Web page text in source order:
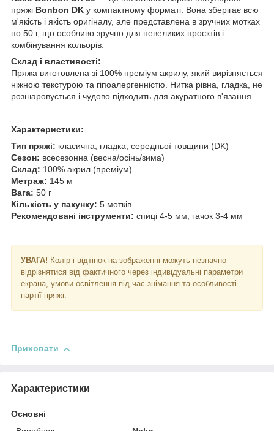
пряжі Bonbon DK у компактному форматі. Вона зберігає всю
м'якість і якість оригіналу, але представлена в зручних мотках
по 50 г, що особливо зручно для невеликих проєктів і
комбінування кольорів.
Склад і властивості:
Пряжа виготовлена зі 100% преміум акрилу, який вирізняється
ніжною текстурою та гіпоалергенністю. Нитка рівна, гладка, не
розшаровується і чудово підходить для акуратного в'язання.
Характеристики:
Тип пряжі: класична, гладка, середньої товщини (DK)
Сезон: всесезонна (весна/осінь/зима)
Склад: 100% акрил (преміум)
Метраж: 145 м
Вага: 50 г
Кількість у пакунку: 5 мотків
Рекомендовані інструменти: спиці 4-5 мм, гачок 3-4 мм
УВАГА! Колір і відтінок на зображенні можуть незначно
відрізнятися від фактичного через індивідуальні параметри
екрана, умови освітлення під час знімання та особливості
партії пряжі.
Приховати
Характеристики
Основні